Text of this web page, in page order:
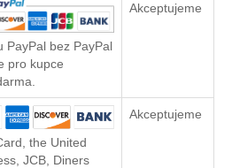
PayPal bez PayPal
pro kupce
Akceptujeme
the United
JCB, Diners
Akceptujeme